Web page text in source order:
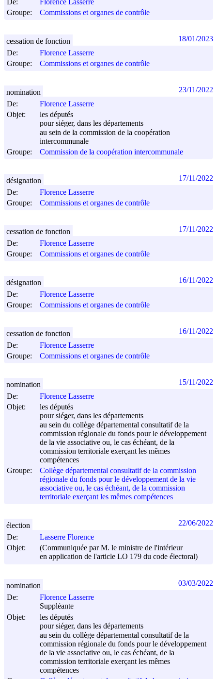
De:
Florence Lasserre
Groupe:
Commissions et organes de contrôle
De:
Florence Lasserre
Groupe:
Commissions et organes de contrôle
cessation de fonction 18/01/2023
De:
Florence Lasserre
Objet:
les députés
pour siéger, dans les départements
au sein de la commission de la coopération
intercommunale
Groupe:
Commission de la coopération intercommunale
nomination 23/11/2022
De:
Florence Lasserre
Groupe:
Commissions et organes de contrôle
désignation 17/11/2022
De:
Florence Lasserre
Groupe:
Commissions et organes de contrôle
cessation de fonction 17/11/2022
De:
Florence Lasserre
Groupe:
Commissions et organes de contrôle
désignation 16/11/2022
De:
Florence Lasserre
Groupe:
Commissions et organes de contrôle
cessation de fonction 16/11/2022
De:
Florence Lasserre
Objet:
les députés
pour siéger, dans les départements
au sein du collège départemental consultatif de la
commission régionale du fonds pour le développement
de la vie associative ou, le cas échéant, de la
commission territoriale exerçant les mêmes
compétences
Groupe:
Collège départemental consultatif de la commission
régionale du fonds pour le développement de la vie
associative ou, le cas échéant, de la commission
territoriale exerçant les mêmes compétences
nomination 15/11/2022
De:
Lasserre Florence
Objet:
(Communiquée par M. le ministre de l'intérieur
en application de l'article LO 179 du code électoral)
élection 22/06/2022
De:
Florence Lasserre
Suppléante
Objet:
les députés
pour siéger, dans les départements
au sein du collège départemental consultatif de la
commission régionale du fonds pour le développement
de la vie associative ou, le cas échéant, de la
commission territoriale exerçant les mêmes
compétences
nomination 03/03/2022